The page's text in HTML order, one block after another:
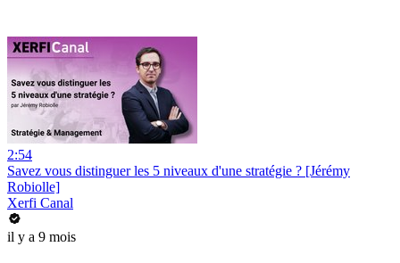
2:54
Savez vous distinguer les 5 niveaux d'une stratégie ? [Jérémy
Robiolle]
Xerfi Canal
il y a 9 mois